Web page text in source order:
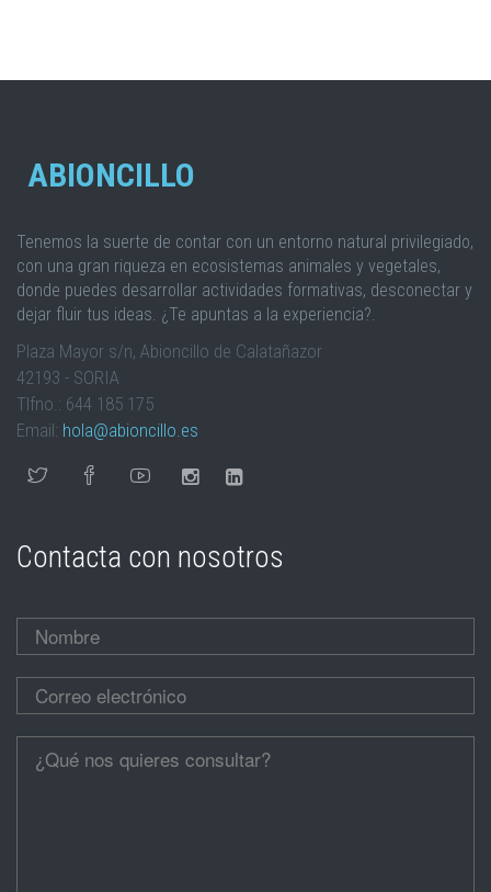
ABIONCILLO
Tenemos la suerte de contar con un entorno natural privilegiado,
con una gran riqueza en ecosistemas animales y vegetales,
donde puedes desarrollar actividades formativas, desconectar y
dejar fluir tus ideas. ¿Te apuntas a la experiencia?.
Plaza Mayor s/n, Abioncillo de Calatañazor
42193 - SORIA
Tlfno.: 644 185 175
Email: hola@abioncillo.es
Contacta con nosotros
Nombre*
Correo electrónico*
Cúentanos